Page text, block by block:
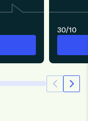
30/10